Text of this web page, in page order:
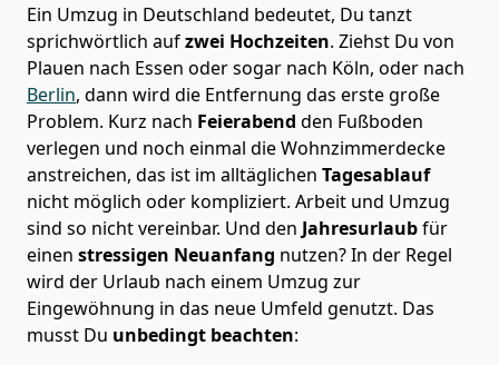
Ein Umzug in Deutschland bedeutet, Du tanzt
sprichwörtlich aufzwei Hochzeiten. Ziehst Du von
Plauen nach Essen oder sogar nach Köln, oder nach
Berlin, dann wird die Entfernung das erste große
Problem. Kurz nach Feierabend den Fußboden
verlegen und noch einmal die Wohnzimmerdecke
anstreichen, das ist im alltäglichen Tagesablauf
nicht möglich oder kompliziert. Arbeit und Umzug
sind so nicht vereinbar. Und den Jahresurlaubfür
einen stressigen Neuanfang nutzen? In der Regel
wird der Urlaub nach einem Umzug zur
Eingewöhnung in das neue Umfeld genutzt. Das
musst Du unbedingt beachten: